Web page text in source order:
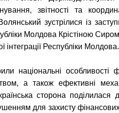
звітності та
зустрілися із
Молдова Крістіною
Республіки Молдова.
національні
а також ефективні
сторона поділилася
для захисту